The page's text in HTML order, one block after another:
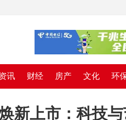
讯 财经 房产 文化 环
新上市：科技